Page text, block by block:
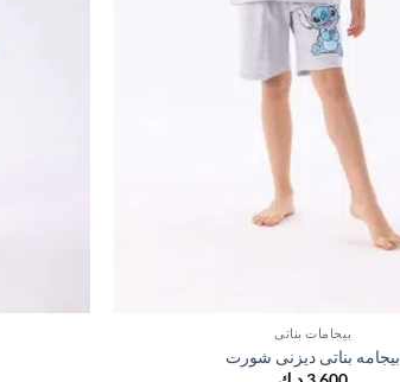
بيجامات بناتي
بيجامه بناتى ديزنى شورت